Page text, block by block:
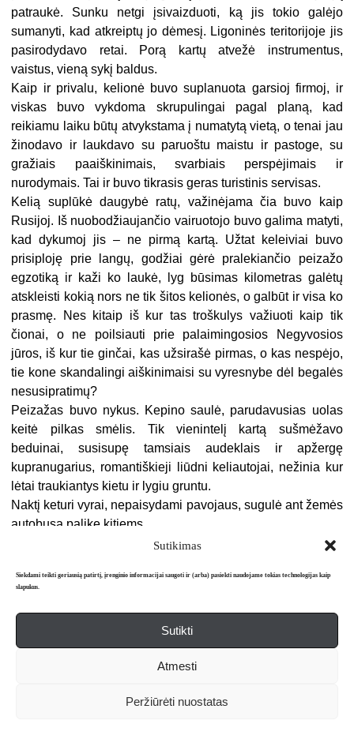
Sutikimas
Siekdami teikti geriausią patirtį, įrenginio informacijai saugoti ir (arba) pasiekti naudojame tokias technologijas kaip
slapukus.
Sutikti
Atmesti
Peržiūrėti nuostatas
patraukė. Sunku netgi įsivaizduoti, ką jis tokio galėjo
sumanyti, kad atkreiptų jo dėmesį. Ligoninės teritorijoje jis
pasirodydavo retai. Porą kartų atvežė instrumentus,
vaistus, vieną sykį baldus.
Kaip ir privalu, kelionė buvo suplanuota garsioj firmoj, ir
viskas buvo vykdoma skrupulingai pagal planą, kad
reikiamu laiku būtų atvykstama į numatytą vietą, o tenai jau
žinodavo ir laukdavo su paruoštu maistu ir pastoge, su
gražiais paaiškinimais, svarbiais perspėjimais ir
nurodymais. Tai ir buvo tikrasis geras turistinis servisas.
Kelią suplūkė daugybė ratų, važinėjama čia buvo kaip
Rusijoj. Iš nuobodžiaujančio vairuotojo buvo galima matyti,
kad dykumoj jis – ne pirmą kartą. Užtat keleiviai buvo
prisiploję prie langų, godžiai gėrė pralekiančio peizažo
egzotiką ir kaži ko laukė, lyg būsimas kilometras galėtų
atskleisti kokią nors ne tik šitos kelionės, o galbūt ir visa ko
prasmę. Nes kitaip iš kur tas troškulys važiuoti kaip tik
čionai, o ne poilsiauti prie palaimingosios Negyvosios
jūros, iš kur tie ginčai, kas užsirašė pirmas, o kas nespėjo,
tie kone skandalingi aiškinimaisi su vyresnybe dėl begalės
nesusipratimų?
Peizažas buvo nykus. Kepino saulė, parudavusias uolas
keitė pilkas smėlis. Tik vienintelį kartą sušmėžavo
beduinai, susisupę tamsiais audeklais ir apžergę
kupranugarius, romantiškieji liūdni keliautojai, nežinia kur
lėtai traukiantys kietu ir lygiu gruntu.
Naktį keturi vyrai, nepaisydami pavojaus, sugulė ant žemės
autobusą palikę kitiems.
Nečitailo stebėjo, kaip iš savo vietos atsistojo Snežana,
Žvaigždės mirkčiojo žemai, visai čia pat virš galvų.
smėlis. Lyg čia pat šliaužiotų gyvatės.
Juodas dangus atrodė sunerimęs, kibirkščiavo nuo
alsavimu dvelkteli jaukiuose Europos pietuose.